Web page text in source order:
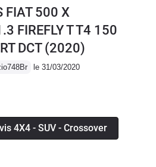
FIAT 500 X
FIREFLY T T4 150
DCT(2020)
le 31/03/2020
4X4 - SUV - Crossover